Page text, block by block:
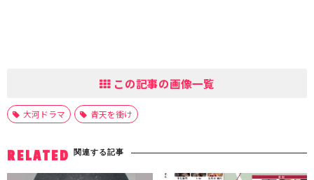
この記事の画像一覧
大河ドラマ 青天を衝け
RELATED 関連する記事